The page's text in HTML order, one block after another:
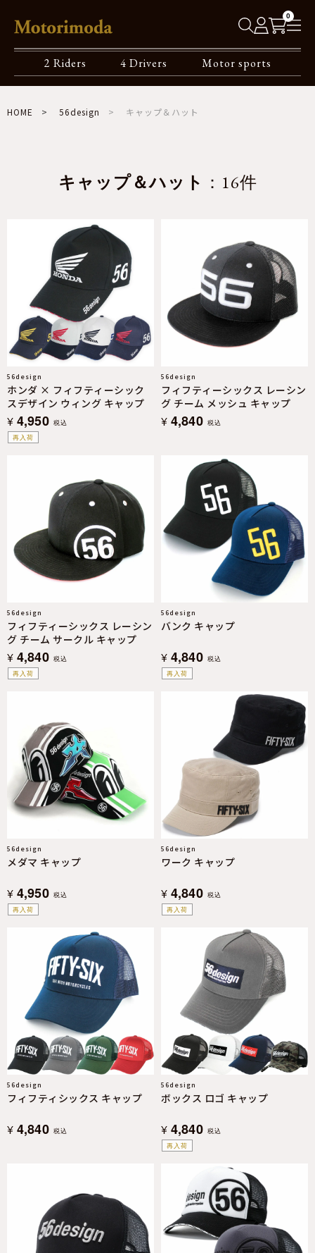
0
2 Riders 4 Drivers Motor sports
HOME 56design キャップ＆ハット
キャップ＆ハット ：16件
再入荷
56design
ホンダ × フィフティーシック
スデザイン ウィング キャップ
¥ 4,950 税込
56design
フィフティーシックス レーシン
グ チーム メッシュ キャップ
¥ 4,840 税込
再入荷
56design
フィフティーシックス レーシン
グ チーム サークル キャップ
¥ 4,840 税込
再入荷
56design
バンク キャップ
¥ 4,840 税込
再入荷
56design
メダマ キャップ
¥ 4,950 税込
再入荷
56design
ワーク キャップ
¥ 4,840 税込
56design
フィフティシックス キャップ
¥ 4,840 税込
再入荷
56design
ボックス ロゴ キャップ
¥ 4,840 税込